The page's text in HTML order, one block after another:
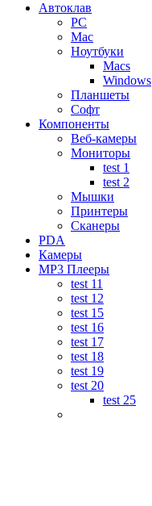
Автоклав
PC
Mac
Ноутбуки
Macs
Windows
Планшеты
Софт
Компоненты
Веб-камеры
Мониторы
test 1
test 2
Мышки
Принтеры
Сканеры
PDA
Камеры
MP3 Плееры
test 11
test 12
test 15
test 16
test 17
test 18
test 19
test 20
test 25